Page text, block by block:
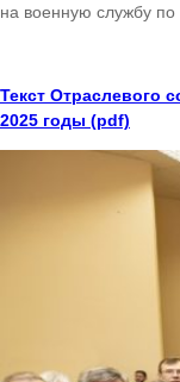
на военную службу по
Текст Отраслевого
2025 годы (pdf)